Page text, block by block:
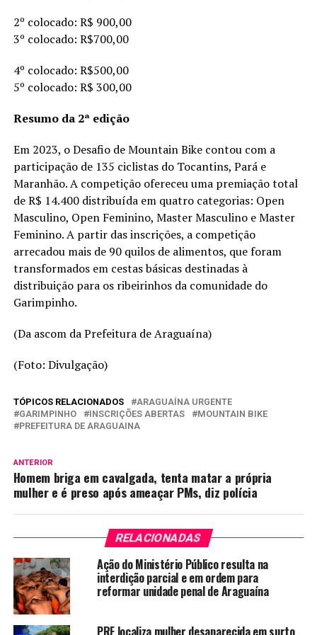
2º colocado: R$ 900,00
3º colocado: R$700,00
4º colocado: R$500,00
5º colocado: R$ 300,00
Resumo da 2ª edição
Em 2023, o Desafio de Mountain Bike contou com a
participação de 135 ciclistas do Tocantins, Pará e
Maranhão. A competição ofereceu uma premiação total
de R$ 14.400 distribuída em quatro categorias: Open
Masculino, Open Feminino, Master Masculino e Master
Feminino. A partir das inscrições, a competição
arrecadou mais de 90 quilos de alimentos, que foram
transformados em cestas básicas destinadas à
distribuição para os ribeirinhos da comunidade do
Garimpinho.
(Da ascom da Prefeitura de Araguaína)
(Foto: Divulgação)
TÓPICOS RELACIONADOS
ARAGUAÍNA URGENTE
GARIMPINHO
INSCRIÇÕES ABERTAS
MOUNTAIN BIKE
PREFEITURA DE ARAGUAINA
ANTERIOR
Homem briga em cavalgada, tenta matar a própria
mulher e é preso após ameaçar PMs, diz polícia
RELACIONADAS
Ação do Ministério Público resulta na
interdição parcial e em ordem para
reformar unidade penal de Araguaína